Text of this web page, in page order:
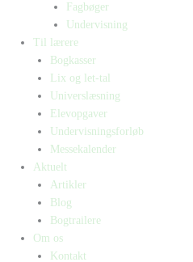
Fagbøger
Undervisning
Til lærere
Bogkasser
Lix og let-tal
Universlæsning
Elevopgaver
Undervisningsforløb
Messekalender
Aktuelt
Artikler
Blog
Bogtrailere
Om os
Kontakt